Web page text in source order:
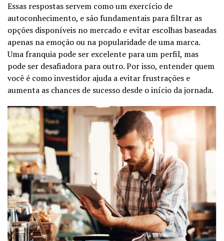
Essas respostas servem como um exercício de
autoconhecimento, e são fundamentais para filtrar as
opções disponíveis no mercado e evitar escolhas baseadas
apenas na emoção ou na popularidade de uma marca.
Uma franquia pode ser excelente para um perfil, mas
pode ser desafiadora para outro. Por isso, entender quem
você é como investidor ajuda a evitar frustrações e
aumenta as chances de sucesso desde o início da jornada.